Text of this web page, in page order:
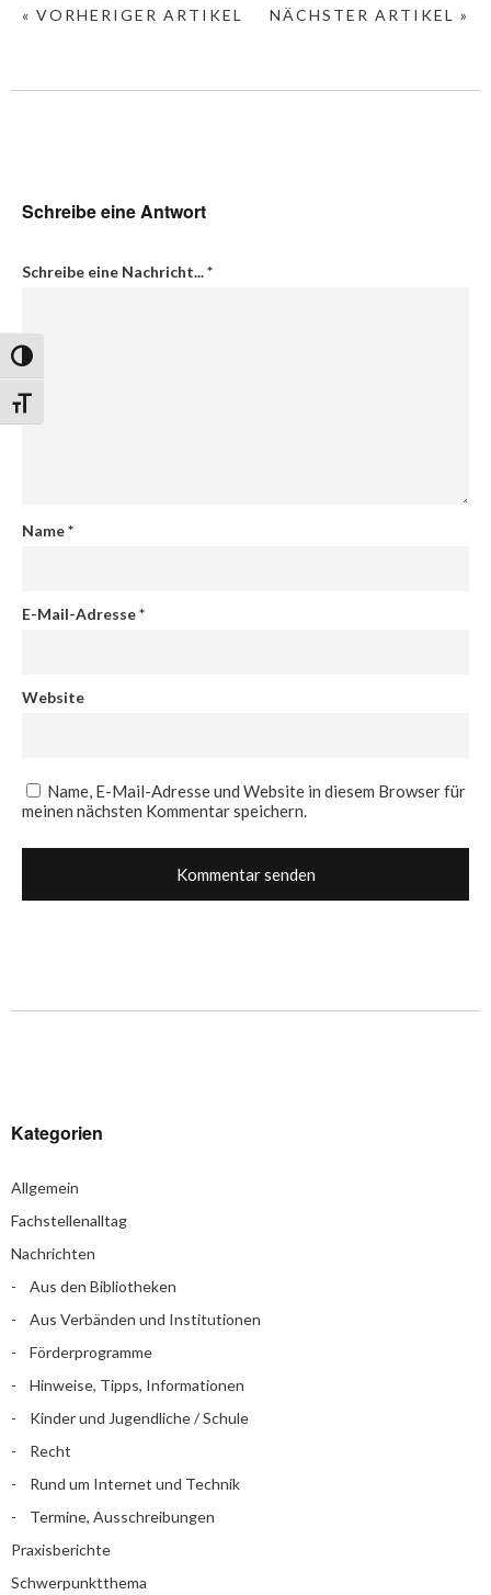
Umschalten auf hohe Kontraste
Schrift vergrößern
NÄCHSTER ARTIKEL »
« VORHERIGER ARTIKEL
Schreibe eine Antwort
Schreibe eine Nachricht...*
Name*
E-Mail-Adresse*
Website
Name, E-Mail-Adresse und Website in diesem Browser für
meinen nächsten Kommentar speichern.
Kategorien
Allgemein
Fachstellenalltag
Nachrichten
Aus den Bibliotheken
Aus Verbänden und Institutionen
Förderprogramme
Hinweise, Tipps, Informationen
Kinder und Jugendliche / Schule
Recht
Rund um Internet und Technik
Termine, Ausschreibungen
Praxisberichte
Schwerpunktthema